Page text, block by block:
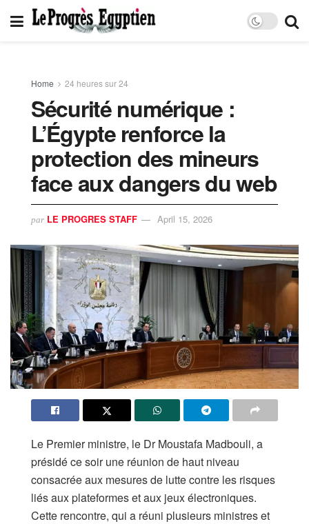
Home 24 heures sur 24
Sécurité numérique :
L’Égypte renforce la
protection des mineurs
face aux dangers du web
par LE PROGRES STAFF April 15, 2026
Le Premier ministre, le Dr Moustafa Madbouli, a
présidé ce soir une réunion de haut niveau
consacrée aux mesures de lutte contre les risques
liés aux plateformes et aux jeux électroniques.
Cette rencontre, qui a réuni plusieurs ministres et